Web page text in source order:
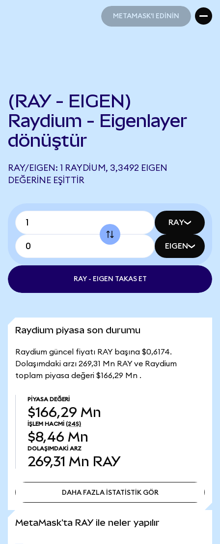
METAMASK'I EDİNİN
(RAY - EIGEN)
Raydium - Eigenlayer
dönüştür
RAY/EIGEN: 1 RAYDIUM, 3,3492 EIGEN
DEĞERINE EŞITTIR
RAY
EIGEN
RAY - EIGEN TAKAS ET
Raydium piyasa son durumu
Raydium güncel fiyatı RAY başına $0,6174.
Dolaşımdaki arzı 269,31 Mn RAY ve Raydium
toplam piyasa değeri $166,29 Mn .
PIYASA DEĞERI
$166,29 Mn
İŞLEM HACMI (24S)
$8,46 Mn
DOLAŞIMDAKI ARZ
269,31 Mn RAY
DAHA FAZLA İSTATİSTİK GÖR
MetaMask'ta RAY ile neler yapılır